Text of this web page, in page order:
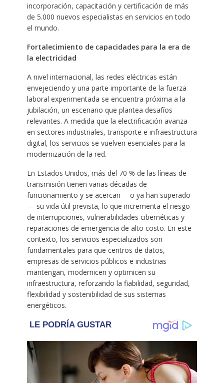
incorporación, capacitación y certificación de más
de 5.000 nuevos especialistas en servicios en todo
el mundo.
Fortalecimiento de capacidades para la era de
la electricidad
A nivel internacional, las redes eléctricas están
envejeciendo y una parte importante de la fuerza
laboral experimentada se encuentra próxima a la
jubilación, un escenario que plantea desafíos
relevantes. A medida que la electrificación avanza
en sectores industriales, transporte e infraestructura
digital, los servicios se vuelven esenciales para la
modernización de la red.
En Estados Unidos, más del 70 % de las líneas de
transmisión tienen varias décadas de
funcionamiento y se acercan —o ya han superado
— su vida útil prevista, lo que incrementa el riesgo
de interrupciones, vulnerabilidades cibernéticas y
reparaciones de emergencia de alto costo. En este
contexto, los servicios especializados son
fundamentales para que centros de datos,
empresas de servicios públicos e industrias
mantengan, modernicen y optimicen su
infraestructura, reforzando la fiabilidad, seguridad,
flexibilidad y sostenibilidad de sus sistemas
energéticos.